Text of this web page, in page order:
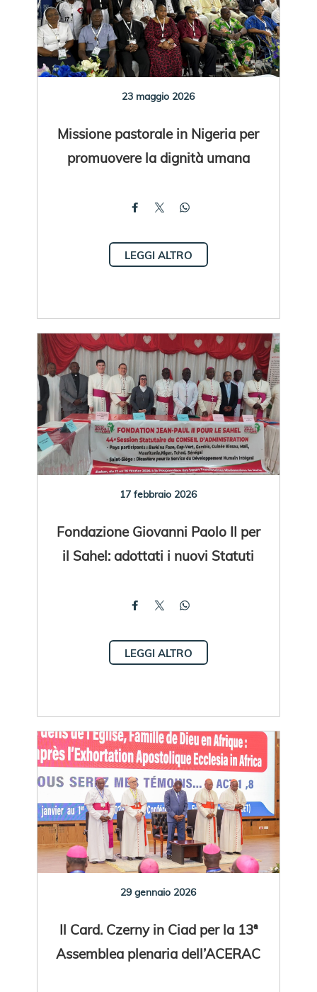
23 maggio 2026
Missione pastorale in Nigeria per
promuovere la dignità umana
LEGGI ALTRO
17 febbraio 2026
Fondazione Giovanni Paolo II per
il Sahel: adottati i nuovi Statuti
LEGGI ALTRO
29 gennaio 2026
Il Card. Czerny in Ciad per la 13ª
Assemblea plenaria dell’ACERAC